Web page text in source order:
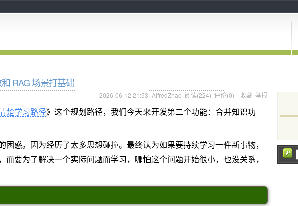
RAG 场景打基础
2026-06-12 21:53 AlfredZhao 阅读(224) 评论(0) 收藏 举报
楚学习路径》这个规划路径，我们今天来开发第二个功能：合并知识功
惑。因为经历了太多思想碰撞。最终认为如果要持续学习一件新事物，
要为了解决一个实际问题而学习，哪怕这个问题开始很小，也没关系，